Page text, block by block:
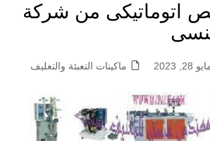
نص اتوماتيكى من شركة
28, 2023 ماكينات التعبئة والتغليف